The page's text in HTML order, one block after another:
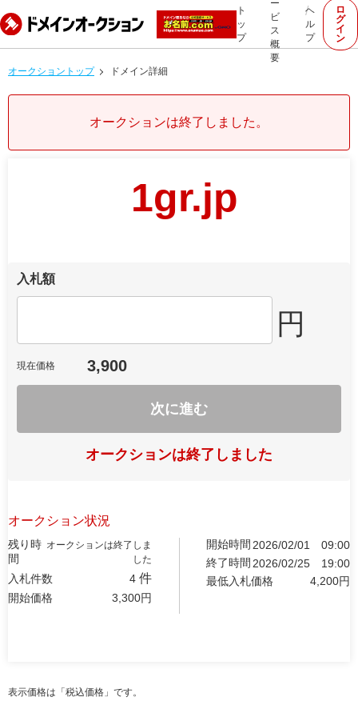
ト
ッ
プ
ー
ビ
ス
概
要
ヘ
ル
プ
ロ
グ
イ
ン
オークショントップ ドメイン詳細
オークションは終了しました。
1gr.jp
入札額
円
現在価格 3,900
次に進む
オークションは終了しました
オークション状況
残り時
間
オークションは終了しま
した
入札件数 4 件
開始価格 3,300円
開始時間 2026/02/01
09:00
終了時間 2026/02/25
19:00
最低入札価格
4,200円
表示価格は「税込価格」です。